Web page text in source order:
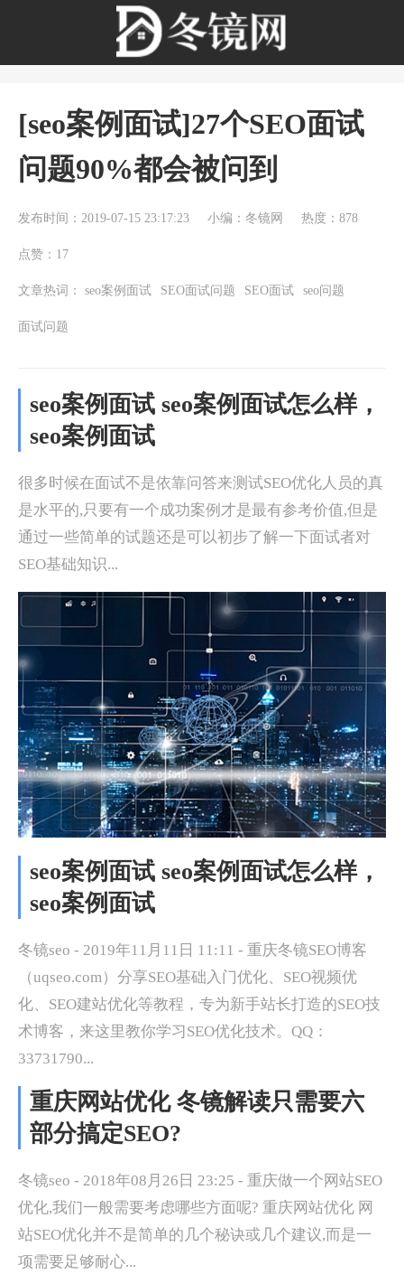
[seo案例面试]27个SEO面试
问题90%都会被问到
发布时间：2019-07-15 23:17:23 小编：冬镜网 热度：878
点赞：17
文章热词： seo案例面试 SEO面试问题 SEO面试 seo问题
面试问题
seo案例面试 seo案例面试怎么样，
seo案例面试
很多时候在面试不是依靠问答来测试SEO优化人员的真
是水平的,只要有一个成功案例才是最有参考价值,但是
通过一些简单的试题还是可以初步了解一下面试者对
SEO基础知识...
seo案例面试 seo案例面试怎么样，
seo案例面试
冬镜seo - 2019年11月11日 11:11 - 重庆冬镜SEO博客
（uqseo.com）分享SEO基础入门优化、SEO视频优
化、SEO建站优化等教程，专为新手站长打造的SEO技
术博客，来这里教你学习SEO优化技术。QQ：
33731790...
重庆网站优化 冬镜解读只需要六
部分搞定SEO?
冬镜seo - 2018年08月26日 23:25 - 重庆做一个网站SEO
优化,我们一般需要考虑哪些方面呢? 重庆网站优化 网
站SEO优化并不是简单的几个秘诀或几个建议,而是一
项需要足够耐心...